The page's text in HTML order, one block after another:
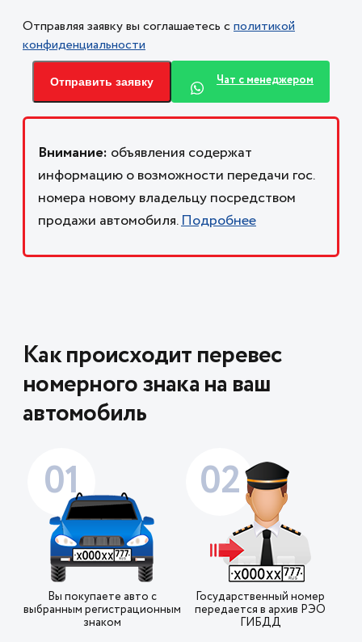
Отправляя заявку вы соглашаетесь сполитикой
конфиденциальности
Отправить заявку Чат с менеджером
Внимание: объявления содержат
информацию о возможности передачи гос.
номера новому владельцу посредством
продажи автомобиля.Подробнее
Как происходит перевес
номерного знака на ваш
автомобиль
01
Вы покупаете авто с
выбранным регистрационным
знаком
02
Государственный номер
передается в архив РЭО
ГИБДД